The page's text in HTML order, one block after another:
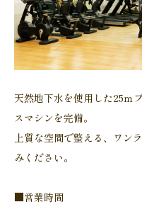
天然地下水を使用した25ｍ
スマシンを完備。
上質な空間で整える、ワン
みください。
■営業時間